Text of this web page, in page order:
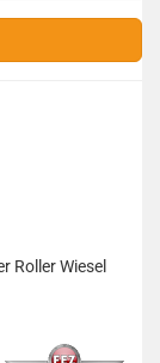
Roller Wiesel